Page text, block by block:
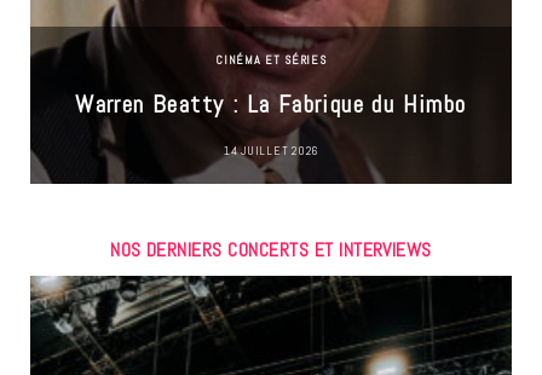
CINÉMA ET SÉRIES
Warren Beatty : La Fabrique du Himbo
14 JUILLET 2026
NOS DERNIERS CONCERTS ET INTERVIEWS